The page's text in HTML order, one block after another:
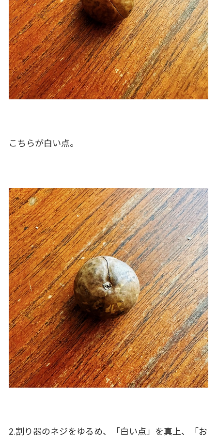
こちらが白い点。
2.割り器のネジをゆるめ、「白い点」を真上、「お